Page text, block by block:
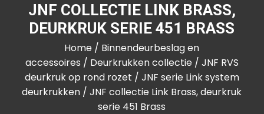
JNF COLLECTIE LINK BRASS,
DEURKRUK SERIE 451 BRASS
Home / Binnendeurbeslag en
accessoires / Deurkrukken collectie/ JNF RVS
deurkruk op rond rozet / JNF serie Link system
deurkrukken / JNF collectie Link Brass, deurkruk
serie 451 Brass